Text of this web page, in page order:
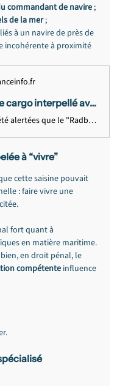
commandant de navire ;
de la mer ;
à un navire de près de
incohérente à proximité
Un capitaine de cargo interpellé avec 2 grammes d'alcool dans le sang, son navire de commerce s'approchait dangereusement d'autres bateaux de pêche
Les autorités ont été alertées que le "Radbod", appartenant à une société allemande, divaguait au large des Landes. Les gendarmes maritimes ont interpellé le capitaine ayant la double nationalité russe et ukrainienne au port...
à “vivre”
cette saisine pouvait
: faire vivre une
fort quant à
en matière maritime.
en droit pénal, le
compétente influence